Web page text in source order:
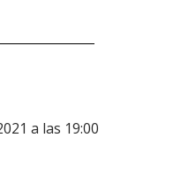
a las 19:00